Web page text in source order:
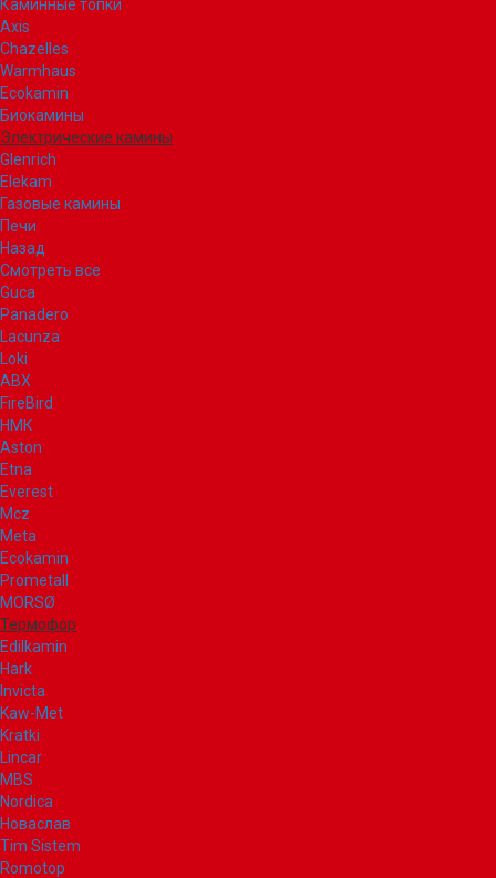
Каминные топки
Axis
Chazelles
Warmhaus
Ecokamin
Биокамины
Электрические камины
Glenrich
Elekam
Газовые камины
Печи
Назад
Смотреть все
Guca
Panadero
Lacunza
Loki
ABX
FireBird
НМК
Aston
Etna
Everest
Mcz
Meta
Ecokamin
Prometall
MORSØ
Термофор
Edilkamin
Hark
Invicta
Kaw-Met
Kratki
Lincar
MBS
Nordica
Новаслав
Tim Sistem
Romotop